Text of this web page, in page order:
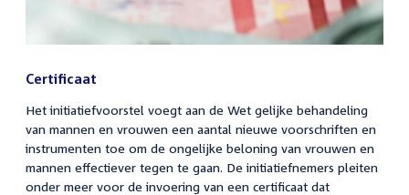
Certificaat
Het initiatiefvoorstel voegt aan de Wet gelijke behandeling
van mannen en vrouwen een aantal nieuwe voorschriften en
instrumenten toe om de ongelijke beloning van vrouwen en
mannen effectiever tegen te gaan. De initiatiefnemers pleiten
onder meer voor de invoering van een certificaat dat